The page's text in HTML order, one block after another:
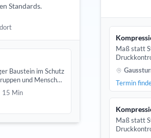
Standards.
Baustein im Schutz
und Menschen
erhalten Sie
an die
15 Min
Maß statt
Termin
Maß statt